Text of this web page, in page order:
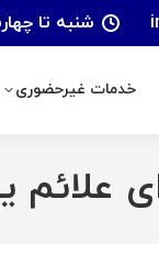
شنبه تا چهارشنبه: 7 الی 18 |
خدمات غیرحضوری
علائم